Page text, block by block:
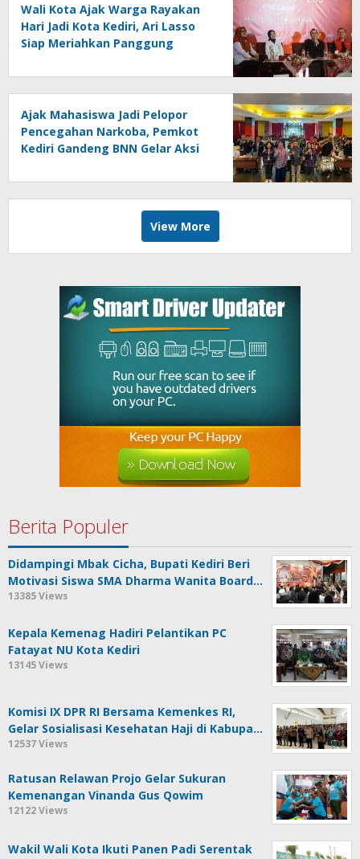
Wali Kota Ajak Warga Rayakan
Hari Jadi Kota Kediri, Ari Lasso
Siap Meriahkan Panggung
Ajak Mahasiswa Jadi Pelopor
Pencegahan Narkoba, Pemkot
Kediri Gandeng BNN Gelar Aksi
View More
Berita Populer
Didampingi Mbak Cicha, Bupati Kediri Beri
Motivasi Siswa SMA Dharma Wanita Board…
13385 Views
Kepala Kemenag Hadiri Pelantikan PC
Fatayat NU Kota Kediri
13145 Views
Komisi IX DPR RI Bersama Kemenkes RI,
Gelar Sosialisasi Kesehatan Haji di Kabupa…
12537 Views
Ratusan Relawan Projo Gelar Sukuran
Kemenangan Vinanda Gus Qowim
12122 Views
Wakil Wali Kota Ikuti Panen Padi Serentak